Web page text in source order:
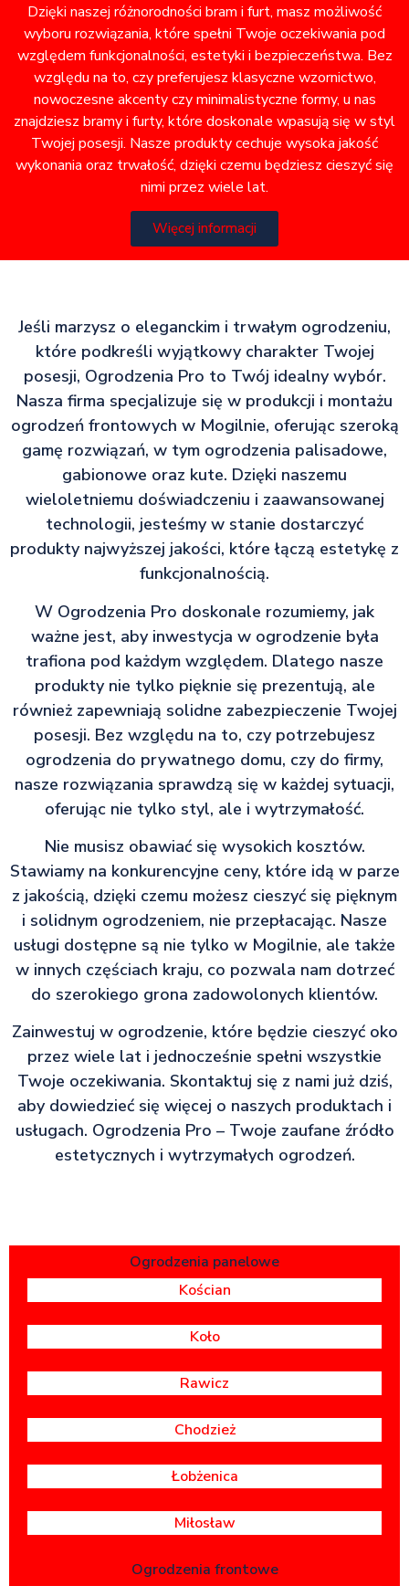
Dzięki naszej różnorodności bram i furt, masz możliwość
wyboru rozwiązania, które spełni Twoje oczekiwania pod
względem funkcjonalności, estetyki i bezpieczeństwa. Bez
względu na to, czy preferujesz klasyczne wzornictwo,
nowoczesne akcenty czy minimalistyczne formy, u nas
znajdziesz bramy i furty, które doskonale wpasują się w styl
Twojej posesji. Nasze produkty cechuje wysoka jakość
wykonania oraz trwałość, dzięki czemu będziesz cieszyć się
nimi przez wiele lat.
Więcej informacji
Jeśli marzysz o eleganckim i trwałym ogrodzeniu,
które podkreśli wyjątkowy charakter Twojej
posesji, Ogrodzenia Pro to Twój idealny wybór.
Nasza firma specjalizuje się w produkcji i montażu
ogrodzeń frontowych w Mogilnie, oferując szeroką
gamę rozwiązań, w tym ogrodzenia palisadowe,
gabionowe oraz kute. Dzięki naszemu
wieloletniemu doświadczeniu i zaawansowanej
technologii, jesteśmy w stanie dostarczyć
produkty najwyższej jakości, które łączą estetykę z
funkcjonalnością.
W Ogrodzenia Pro doskonale rozumiemy, jak
ważne jest, aby inwestycja w ogrodzenie była
trafiona pod każdym względem. Dlatego nasze
produkty nie tylko pięknie się prezentują, ale
również zapewniają solidne zabezpieczenie Twojej
posesji. Bez względu na to, czy potrzebujesz
ogrodzenia do prywatnego domu, czy do firmy,
nasze rozwiązania sprawdzą się w każdej sytuacji,
oferując nie tylko styl, ale i wytrzymałość.
Nie musisz obawiać się wysokich kosztów.
Stawiamy na konkurencyjne ceny, które idą w parze
z jakością, dzięki czemu możesz cieszyć się pięknym
i solidnym ogrodzeniem, nie przepłacając. Nasze
usługi dostępne są nie tylko w Mogilnie, ale także
w innych częściach kraju, co pozwala nam dotrzeć
do szerokiego grona zadowolonych klientów.
Zainwestuj w ogrodzenie, które będzie cieszyć oko
przez wiele lat i jednocześnie spełni wszystkie
Twoje oczekiwania. Skontaktuj się z nami już dziś,
aby dowiedzieć się więcej o naszych produktach i
usługach. Ogrodzenia Pro – Twoje zaufane źródło
estetycznych i wytrzymałych ogrodzeń.
Ogrodzenia panelowe
Kościan
Koło
Rawicz
Chodzież
Łobżenica
Miłosław
Ogrodzenia frontowe